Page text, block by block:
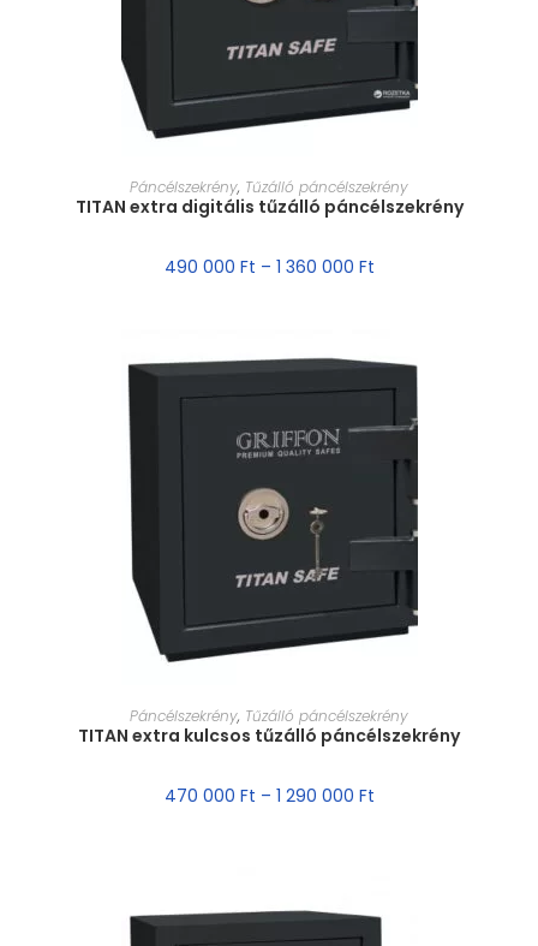
MÉRET VÁLASZTÁSA
Páncélszekrény, Tűzálló páncélszekrény
TITAN extra digitális tűzálló páncélszekrény
490 000 Ft – 1 360 000 Ft
MÉRET VÁLASZTÁSA
Páncélszekrény, Tűzálló páncélszekrény
TITAN extra kulcsos tűzálló páncélszekrény
470 000 Ft – 1 290 000 Ft